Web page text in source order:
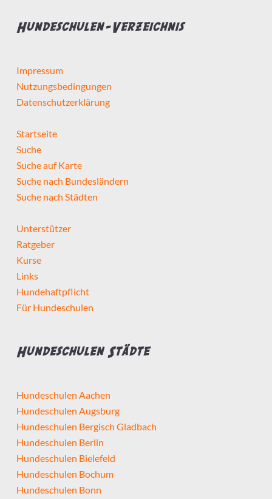
Hundeschulen-Verzeichnis
Impressum
Nutzungsbedingungen
Datenschutzerklärung
Startseite
Suche
Suche auf Karte
Suche nach Bundesländern
Suche nach Städten
Unterstützer
Ratgeber
Kurse
Links
Hundehaftpflicht
Für Hundeschulen
Hundeschulen Städte
Hundeschulen Aachen
Hundeschulen Augsburg
Hundeschulen Bergisch Gladbach
Hundeschulen Berlin
Hundeschulen Bielefeld
Hundeschulen Bochum
Hundeschulen Bonn